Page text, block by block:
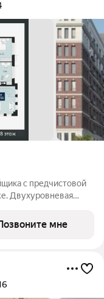
с предчистовой
Двухуровневая
идеи.
мне